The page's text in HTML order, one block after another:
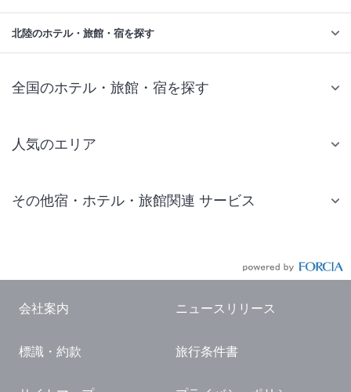
北陸のホテル・旅館・宿を探す
全国のホテル・旅館・宿を探す
人気のエリア
仙台 ホテル
東京ドーム ホテル
横浜 ホテル
その他宿・ホテル・旅館関連 サービス
国内観光ガイド
旅行・観光情報
会社案内 ニュースリリース
標識・約款 旅行条件書